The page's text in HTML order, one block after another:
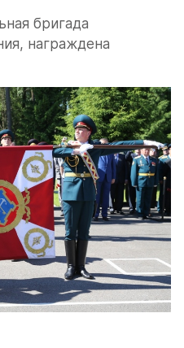
бригада
награждена